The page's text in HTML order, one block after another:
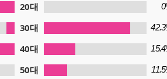
20대
30대
40대
50대